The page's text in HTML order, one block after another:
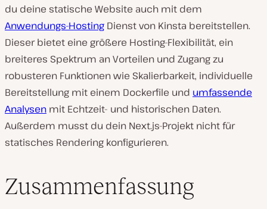
du deine statische Website auch mit dem
Anwendungs-Hosting Dienst von Kinsta bereitstellen.
Dieser bietet eine größere Hosting-Flexibilität, ein
breiteres Spektrum an Vorteilen und Zugang zu
robusteren Funktionen wie Skalierbarkeit, individuelle
Bereitstellung mit einem Dockerfile und umfassende
Analysen mit Echtzeit- und historischen Daten.
Außerdem musst du dein Next.js-Projekt nicht für
statisches Rendering konfigurieren.
Zusammenfassung